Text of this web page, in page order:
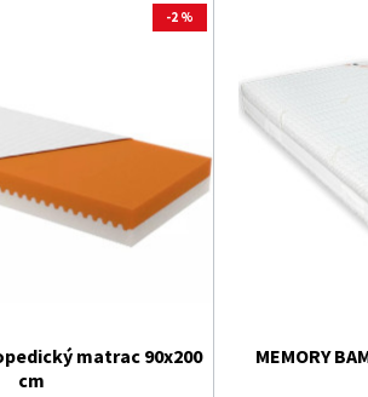
-2 %
matrac 90x200
cm
MEMORY